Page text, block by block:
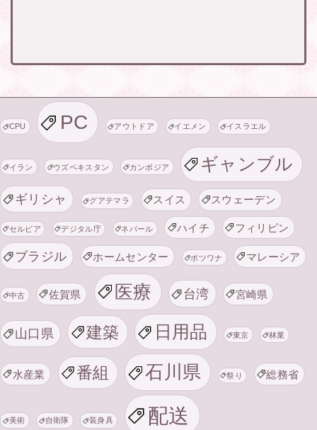
CPU PC アウトドア イエメン イスラエル
イラン ウズベキスタン カンボジア ギャンブル
ギリシャ グアテマラ スイス スウェーデン
セルビア デジタル庁 ネパール ハイチ フィリピン
ブラジル ホームセンター ボツワナ マレーシア
中古 佐賀県 医療 台湾 宮崎県
山口県 建築 日用品 東京 林業
水産業 番組 石川県 祭り 総務省
美術 自衛隊 装身具 配送